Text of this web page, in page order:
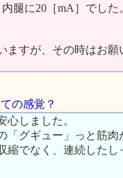
腿に20［mA］でした
ますが、その時はお願
の感覚？
心しました。
グギュー」っと筋肉
縮でなく、連続した